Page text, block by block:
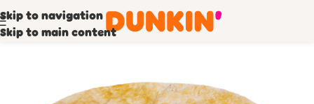
Skip to navigation
Skip to main content